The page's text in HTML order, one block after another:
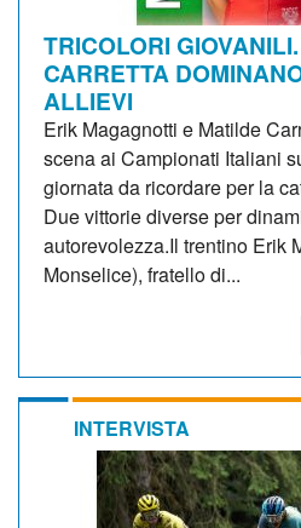
TRICOLORI
CARRETTA
ALLIEVI
Erik Magagnotti e Matilde
scena ai Campionati Italiani
giornata da ricordare per la
Due vittorie diverse per
autorevolezza.Il trentino Erik
Monselice), fratello di...
INTERVISTA